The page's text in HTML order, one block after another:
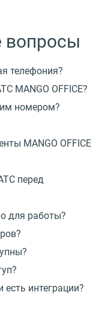
вопросы
телефония?
MANGO OFFICE?
номером?
MANGO OFFICE
перед
для работы?
интеграции?